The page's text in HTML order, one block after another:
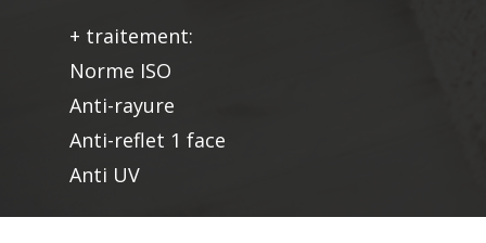
+ traitement:
Norme ISO
Anti-rayure
Anti-reflet 1 face
Anti UV